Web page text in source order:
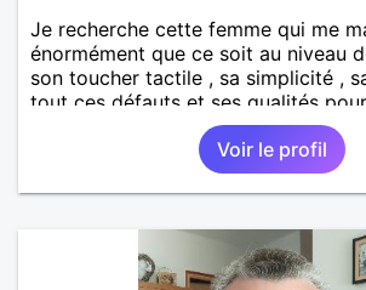
Je recherche cette femme qui me
énormément que ce soit au niveau
son toucher tactile , sa simplicité ,
tout ces défauts et ses qualités
Voir le profil